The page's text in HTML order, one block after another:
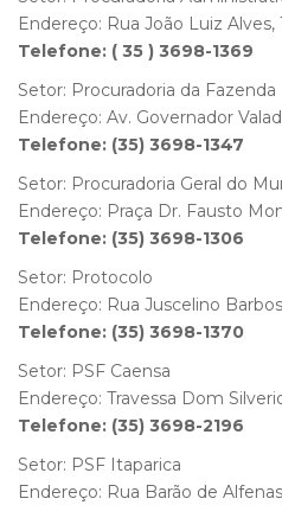
Endereço: Rua João Luiz Alves,
Telefone: ( 35 ) 3698-1369
Setor: Procuradoria da Fazenda
Endereço: Av. Governador
Telefone: (35) 3698-1347
Setor: Procuradoria Geral do
Endereço: Praça Dr. Fausto
Telefone: (35) 3698-1306
Setor: Protocolo
Endereço: Rua Juscelino
Telefone: (35) 3698-1370
Setor: PSF Caensa
Endereço: Travessa Dom
Telefone: (35) 3698-2196
Setor: PSF Itaparica
Endereço: Rua Barão de